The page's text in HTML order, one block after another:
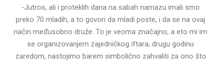
-Jutros, ali i proteklih dana na sabah namazu imali smo
preko 70 mladih, a to govori da mladi poste, i da se na ovaj
način međusobno druže. To je veoma značajno, a eto mi im
se organizovanjem zajedničkog iftara, drugu godinu
zaredom, nastojimo barem simbolično zahvaliti za ono što